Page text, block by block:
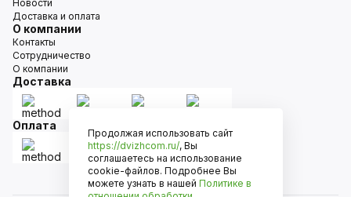
Новости
Доставка и оплата
О компании
Контакты
Сотрудничество
О компании
Доставка
Оплата
Продолжая использовать сайт
https://dvizhcom.ru/, Вы
соглашаетесь на использование
cookie-файлов. Подробнее Вы
можете узнать в нашей Политике в